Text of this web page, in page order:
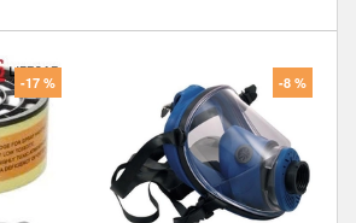
-17 % -8 %